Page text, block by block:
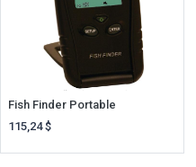
Fish Finder Portable
115,24$